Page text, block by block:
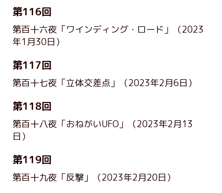
第116回
第百十六夜「ワインディング・ロード」
（2023
年1月30日）
第117回
第百十七夜「立体交差点」 （2023年2月6日）
第118回
第百十八夜「おねがいUFO」
（2023年2月13
日）
第119回
第百十九夜「反撃」 （2023年2月20日）